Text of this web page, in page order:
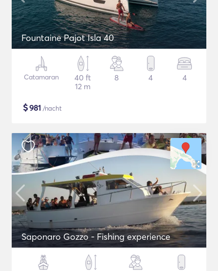
Fountaine Pajot Isla 40
Catamaran
40 ft
12 m
8 4 4
$981 /nacht
Saponaro Gozzo - Fishing experience